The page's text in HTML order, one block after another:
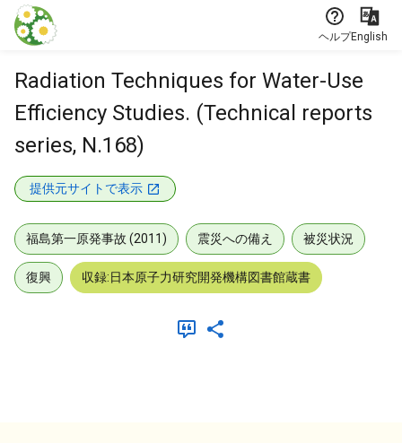
本文に飛ぶ
ヘルプEnglish
Radiation Techniques for Water-Use
Efficiency Studies. (Technical reports
series, N.168)
提供元サイトで表示
福島第一原発事故 (2011) 震災への備え 被災状況
復興 収録:日本原子力研究開発機構図書館蔵書